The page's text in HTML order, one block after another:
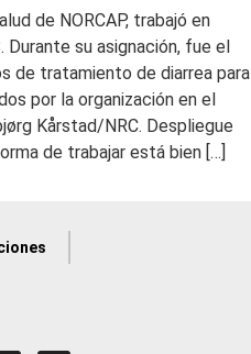
de NORCAP, trabajó en
Durante su asignación, fue el
de tratamiento de diarrea para
por la organización en el
Kårstad/NRC. Despliegue
de trabajar está bien […]